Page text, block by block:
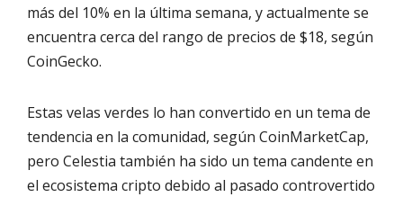
más del 10% en la última semana, y actualmente se
encuentra cerca del rango de precios de $18, según
CoinGecko.
Estas velas verdes lo han convertido en un tema de
tendencia en la comunidad, según CoinMarketCap,
pero Celestia también ha sido un tema candente en
el ecosistema cripto debido al pasado controvertido